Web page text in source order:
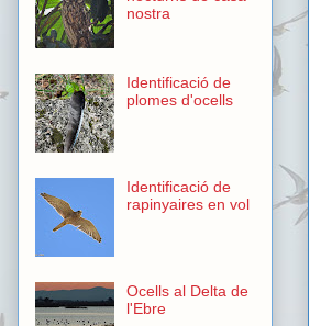
nostra
Identificació de
plomes d'ocells
Identificació de
rapinyaires en vol
Ocells al Delta de
l'Ebre